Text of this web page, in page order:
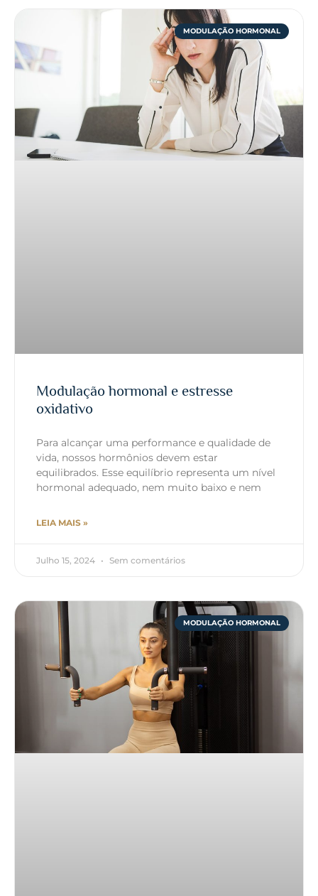
MODULAÇÃO HORMONAL
Modulação hormonal e estresse
oxidativo
Para alcançar uma performance e qualidade de
vida, nossos hormônios devem estar
equilibrados. Esse equilíbrio representa um nível
hormonal adequado, nem muito baixo e nem
LEIA MAIS »
Julho 15, 2024 Sem comentários
MODULAÇÃO HORMONAL